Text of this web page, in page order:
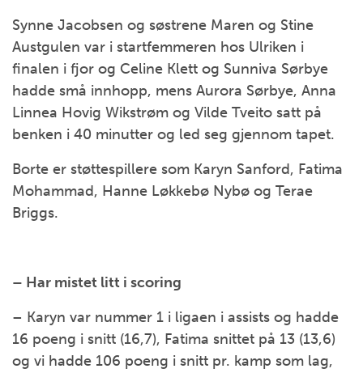
Synne Jacobsen og søstrene Maren og Stine
Austgulen var i startfemmeren hos Ulriken i
finalen i fjor og Celine Klett og Sunniva Sørbye
hadde små innhopp, mens Aurora Sørbye, Anna
Linnea Hovig Wikstrøm og Vilde Tveito satt på
benken i 40 minutter og led seg gjennom tapet.
Borte er støttespillere som Karyn Sanford, Fatima
Mohammad, Hanne Løkkebø Nybø og Terae
Briggs.
– Har mistet litt i scoring
– Karyn var nummer 1 i ligaen i assists og hadde
16 poeng i snitt (16,7), Fatima snittet på 13 (13,6)
og vi hadde 106 poeng i snitt pr. kamp som lag,